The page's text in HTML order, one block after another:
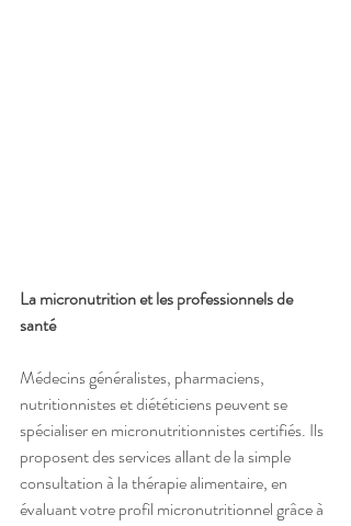
La micronutrition et les professionnels de
santé
Médecins généralistes, pharmaciens,
nutritionnistes et diététiciens peuvent se
spécialiser en micronutritionnistes certifiés. Ils
proposent des services allant de la simple
consultation à la thérapie alimentaire, en
évaluant votre profil micronutritionnel grâce à